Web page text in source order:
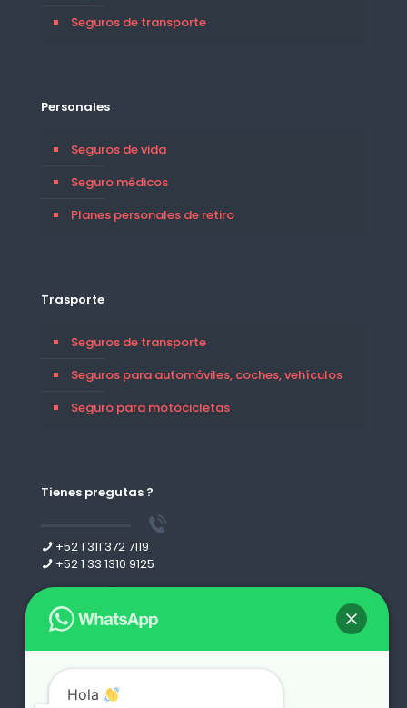
Seguros de transporte
Personales
Seguros de vida
Seguro médicos
Planes personales de retiro
Trasporte
Seguros de transporte
Seguros para automóviles, coches, vehículos
Seguro para motocicletas
Tienes pregutas ?
+52 1 311 372 7119
+52 1 33 1310 9125
Leer más
Hola